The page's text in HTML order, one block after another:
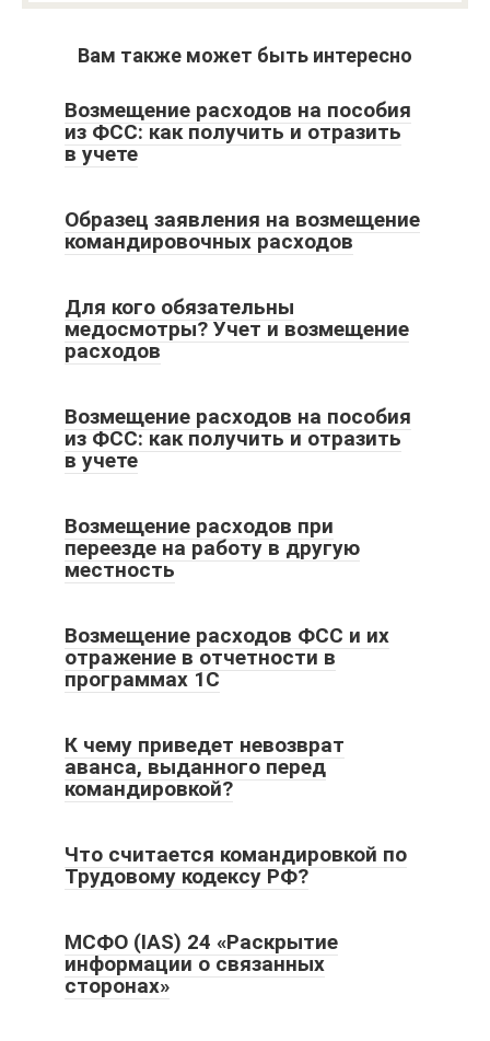
Вам также может быть интересно
Возмещение расходов на пособия
из ФСС: как получить и отразить
в учете
Образец заявления на возмещение
командировочных расходов
Для кого обязательны
медосмотры? Учет и возмещение
расходов
Возмещение расходов на пособия
из ФСС: как получить и отразить
в учете
Возмещение расходов при
переезде на работу в другую
местность
Возмещение расходов ФСС и их
отражение в отчетности в
программах 1С
К чему приведет невозврат
аванса, выданного перед
командировкой?
Что считается командировкой по
Трудовому кодексу РФ?
МСФО (IAS) 24 «Раскрытие
информации о связанных
сторонах»